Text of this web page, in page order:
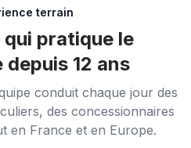
terrain
qui pratique le
12 ans
conduit chaque jour des
des concessionnaires
en France et en Europe.